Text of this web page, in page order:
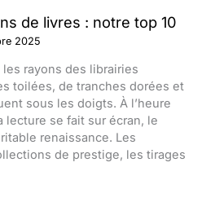
de livres : notre top 10
2025
rayons des librairies
toilées, de tranches dorées et
sous les doigts. À l’heure
lecture se fait sur écran, le
renaissance. Les
de prestige, les tirages